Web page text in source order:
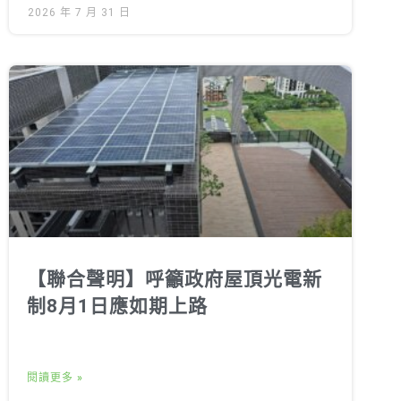
2026 年 7 月 31 日
【聯合聲明】呼籲政府屋頂光電新
制8月1日應如期上路
閱讀更多 »